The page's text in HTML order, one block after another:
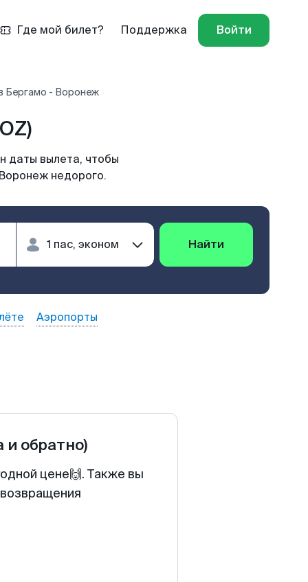
Где мой билет? Поддержка Войти
Бергамо - Воронеж
даты вылета, чтобы
недорого.
Найти
Аэропорты
и обратно)
цене🙌. Также вы